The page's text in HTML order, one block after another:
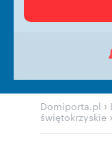
Domiporta.pl ›
świętokrzyskie ›